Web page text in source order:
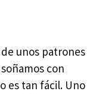
unos patrones
con
es tan fácil. Uno